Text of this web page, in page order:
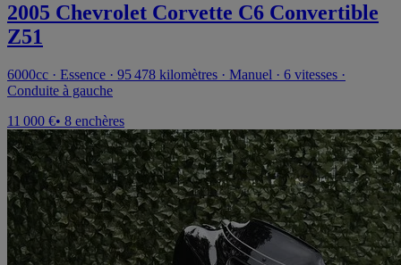
2005 Chevrolet Corvette C6 Convertible
Z51
6000cc · Essence · 95 478 kilomètres · Manuel · 6 vitesses ·
Conduite à gauche
11 000 €• 8 enchères